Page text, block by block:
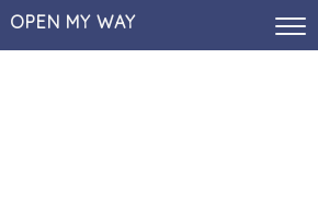
OPEN MY WAY